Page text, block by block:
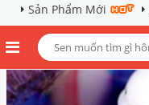
Sản Phẩm Mới